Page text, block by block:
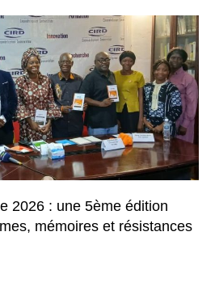
2026 : une 5ème édition
mémoires et résistances